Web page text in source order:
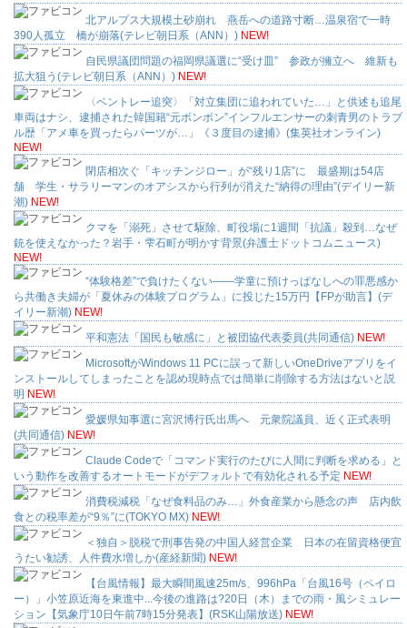
北アルプス大規模土砂崩れ 燕岳への道路寸断…温泉宿で一時
390人孤立 橋が崩落(テレビ朝日系（ANN）) NEW!
自民県議団問題の福岡県議選に“受け皿” 参政が擁立へ 維新も
拡大狙う(テレビ朝日系（ANN）) NEW!
〈ベントレー追突〉「対立集団に追われていた…」と供述も追尾
車両はナシ、逮捕された韓国籍“元ボンボン”インフルエンサーの刺青男のトラブ
ル歴「アメ車を買ったらパーツが…」《３度目の逮捕》(集英社オンライン)
NEW!
閉店相次ぐ「キッチンジロー」が“残り1店”に 最盛期は54店
舗 学生・サラリーマンのオアシスから行列が消えた“納得の理由”(デイリー新
潮) NEW!
クマを「溺死」させて駆除、町役場に1週間「抗議」殺到…なぜ
銃を使えなかった？岩手・雫石町が明かす背景(弁護士ドットコムニュース)
NEW!
“体験格差”で負けたくない――学童に預けっぱなしへの罪悪感か
ら共働き夫婦が「夏休みの体験プログラム」に投じた15万円【FPが助言】(デ
イリー新潮) NEW!
平和憲法「国民も敏感に」と被団協代表委員(共同通信) NEW!
MicrosoftがWindows 11 PCに誤って新しいOneDriveアプリをイ
ンストールしてしまったことを認め現時点では簡単に削除する方法はないと説
明 NEW!
愛媛県知事選に宮沢博行氏出馬へ 元衆院議員、近く正式表明
(共同通信) NEW!
Claude Codeで「コマンド実行のたびに人間に判断を求める」と
いう動作を改善するオートモードがデフォルトで有効化される予定 NEW!
消費税減税「なぜ食料品のみ…」外食産業から懸念の声 店内飲
食との税率差が“9％”に(TOKYO MX) NEW!
＜独自＞脱税で刑事告発の中国人経営企業 日本の在留資格便宜
うたい勧誘、人件費水増しか(産経新聞) NEW!
【台風情報】最大瞬間風速25m/s、996hPa「台風16号（ペイロ
ー）」小笠原近海を東進中...今後の進路は?20日（木）までの雨・風シミュレー
ション【気象庁10日午前7時15分発表】(RSK山陽放送) NEW!